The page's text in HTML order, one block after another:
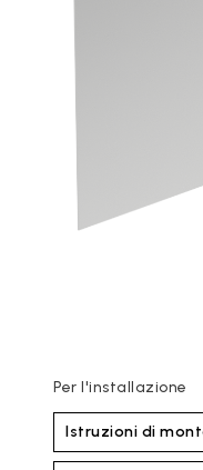
Per l'installazione
Istruzioni di